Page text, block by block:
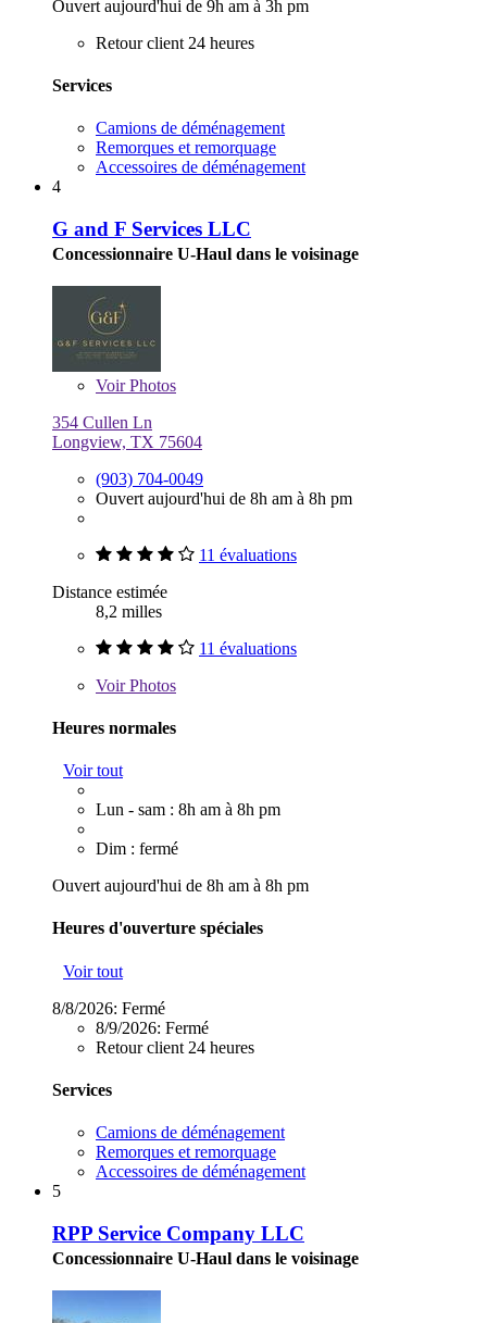
Ouvert aujourd'hui de 9h am à 3h pm
Retour client 24 heures
Services
Camions de déménagement
Remorques et remorquage
Accessoires de déménagement
4
G and F Services LLC
Concessionnaire U-Haul dans le voisinage
VoirPhotos
354 Cullen Ln
Longview, TX 75604
(903) 704-0049
Ouvert aujourd'hui de 8h am à 8h pm
11 évaluations
Distance estimée
8,2 milles
11 évaluations
VoirPhotos
Heures normales
Voir tout
Lun - sam : 8h am à 8h pm
Dim : fermé
Ouvert aujourd'hui de 8h am à 8h pm
Heures d'ouverture spéciales
Voir tout
8/8/2026: Fermé
8/9/2026: Fermé
Retour client 24 heures
Services
Camions de déménagement
Remorques et remorquage
Accessoires de déménagement
5
RPP Service Company LLC
Concessionnaire U-Haul dans le voisinage